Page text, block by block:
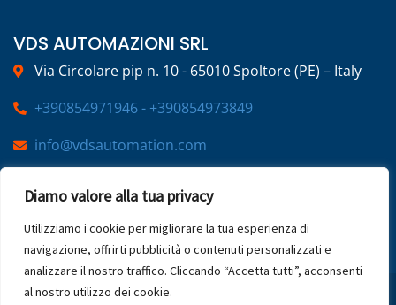
Diamo valore alla tua privacy
Utilizziamo i cookie per migliorare la tua esperienza di
navigazione, offrirti pubblicità o contenuti personalizzati e
analizzare il nostro traffico. Cliccando “Accetta tutti”, acconsenti
al nostro utilizzo dei cookie.
VDS AUTOMAZIONI SRL
Via Circolare pip n. 10 - 65010 Spoltore (PE) – Italy
+390854971946 - +390854973849
info@vdsautomation.com
SOCIAL
2025 © VDS Automazioni | P.IVA 02269220683 | All